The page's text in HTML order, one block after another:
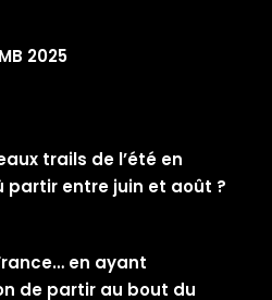
2025
trails de l’été en
partir entre juin et août ?
en ayant
de partir au bout du